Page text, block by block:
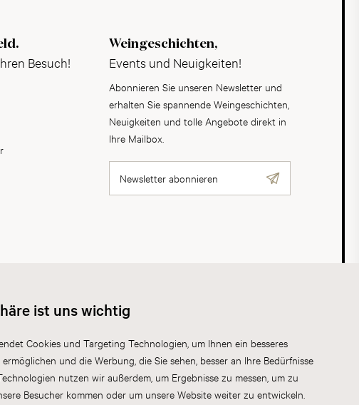
ist uns wichtig
Cookies und Targeting Technologien, um Ihnen ein besseres
und die Werbung, die Sie sehen, besser an Ihre Bedürfnisse
nutzen wir außerdem, um Ergebnisse zu messen, um zu
Besucher kommen oder um unsere Website weiter zu entwickeln.
Besuch!
Weingeschichten,
Events und Neuigkeiten!
Abonnieren Sie unseren Newsletter und
erhalten Sie spannende Weingeschichten,
Neuigkeiten und tolle Angebote direkt in
Ihre Mailbox.
Newsletter abonnieren